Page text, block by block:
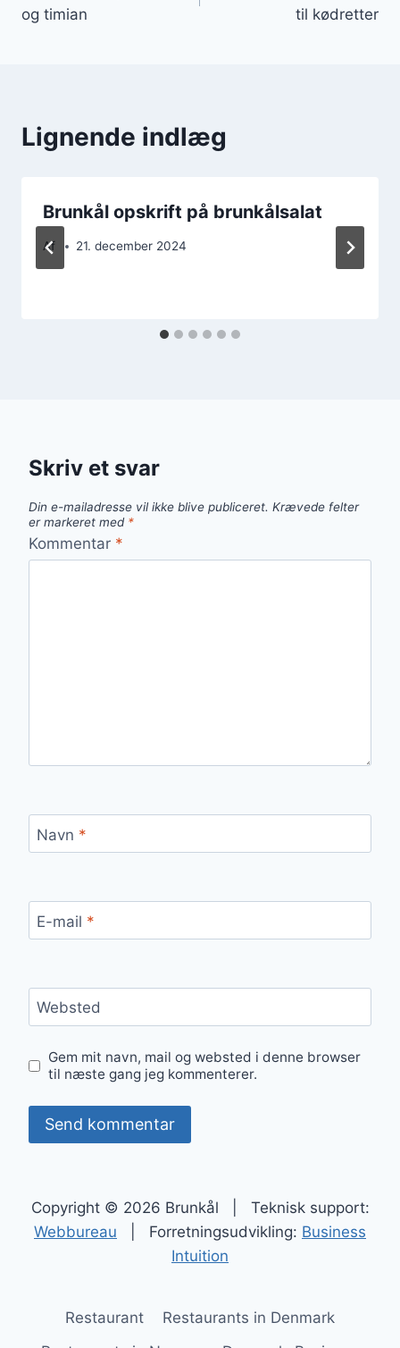
og timian
til kødretter
Lignende indlæg
Brunkål opskrift på brunkålsalat
Af 21. december 2024
Skriv et svar
Din e-mailadresse vil ikke blive publiceret. Krævede felter
er markeret med *
Kommentar *
Navn *
E-mail *
Websted
Gem mit navn, mail og websted i denne browser
til næste gang jeg kommenterer.
Copyright © 2026 Brunkål | Teknisk support:
Webbureau | Forretningsudvikling: Business
Intuition
Restaurant
Restaurants in Denmark